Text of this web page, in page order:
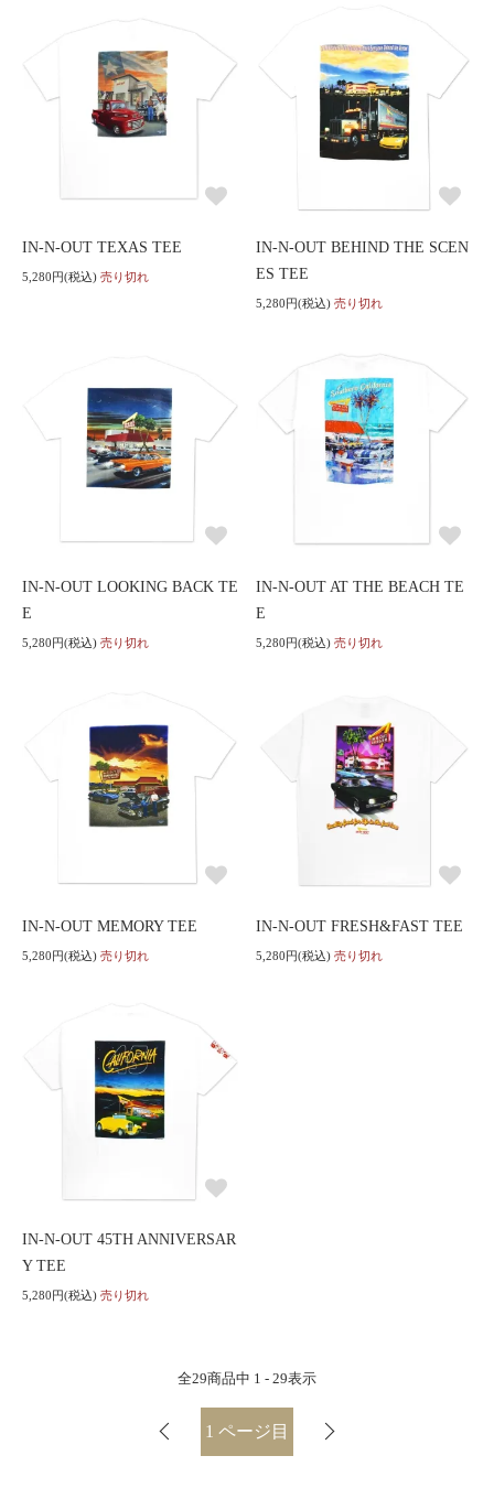
IN-N-OUT TEXAS TEE
5,280円(税込) 売り切れ
IN-N-OUT BEHIND THE SCEN
ES TEE
5,280円(税込) 売り切れ
IN-N-OUT LOOKING BACK TE
E
5,280円(税込) 売り切れ
IN-N-OUT AT THE BEACH TE
E
5,280円(税込) 売り切れ
IN-N-OUT MEMORY TEE
5,280円(税込) 売り切れ
IN-N-OUT FRESH&FAST TEE
5,280円(税込) 売り切れ
IN-N-OUT 45TH ANNIVERSAR
Y TEE
5,280円(税込) 売り切れ
全29商品中 1 - 29表示
1 ページ目